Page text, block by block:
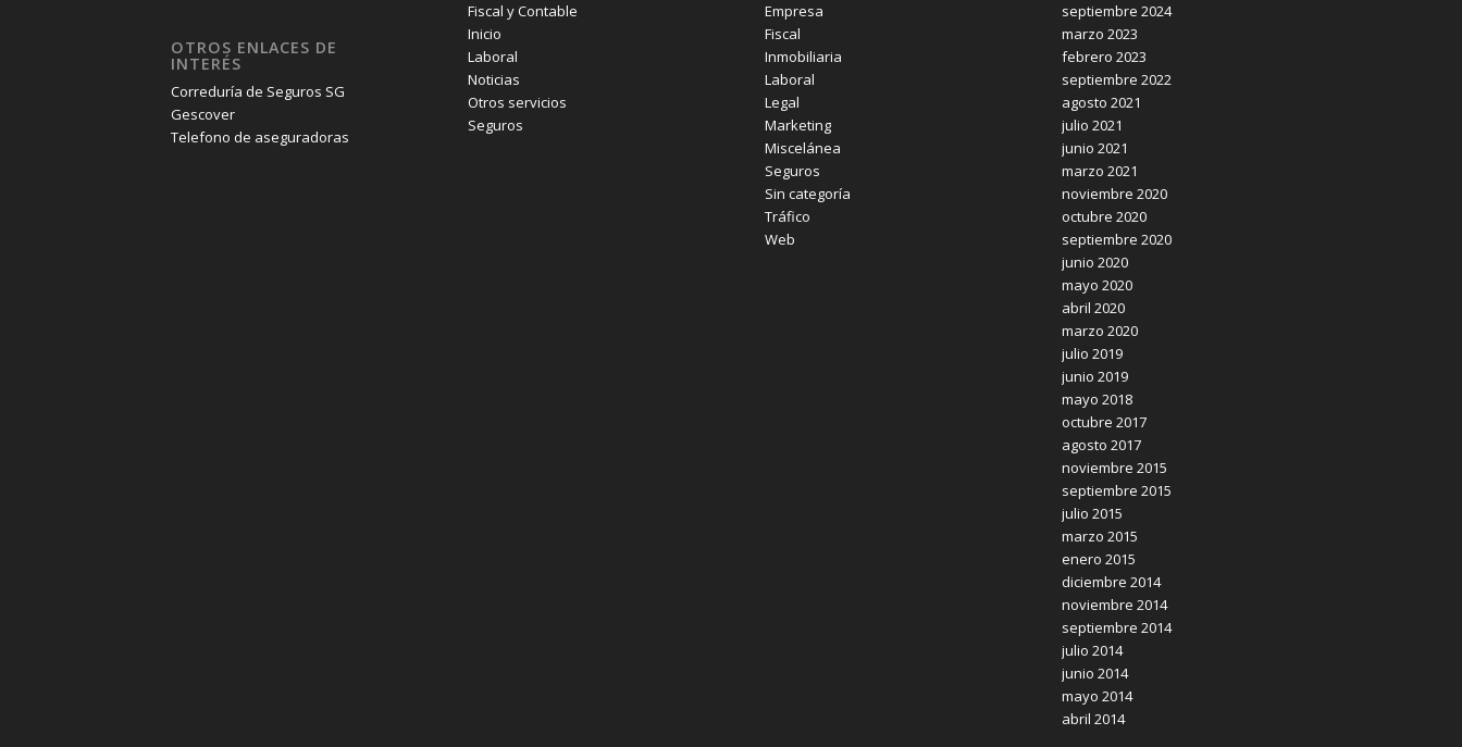
OTROS ENLACES DE
INTERÉS
Correduría de Seguros SG
Gescover
Telefono de aseguradoras
Fiscal y Contable
Inicio
Laboral
Noticias
Otros servicios
Seguros
Empresa
Fiscal
Inmobiliaria
Laboral
Legal
Marketing
Miscelánea
Seguros
Sin categoría
Tráfico
Web
septiembre 2024
marzo 2023
febrero 2023
septiembre 2022
agosto 2021
julio 2021
junio 2021
marzo 2021
noviembre 2020
octubre 2020
septiembre 2020
junio 2020
mayo 2020
abril 2020
marzo 2020
julio 2019
junio 2019
mayo 2018
octubre 2017
agosto 2017
noviembre 2015
septiembre 2015
julio 2015
marzo 2015
enero 2015
diciembre 2014
noviembre 2014
septiembre 2014
julio 2014
junio 2014
mayo 2014
abril 2014